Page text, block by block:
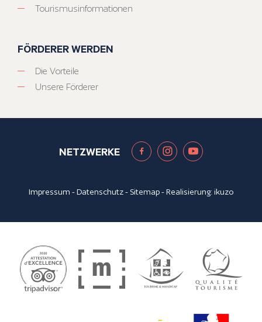
Tourismusinformationen
FÖRDERER WERDEN
Die Vorteile
Unsere Förderer
NETZWERKE
Impressum -Datenschutz- Sitemap- Realisierung:ikuzo